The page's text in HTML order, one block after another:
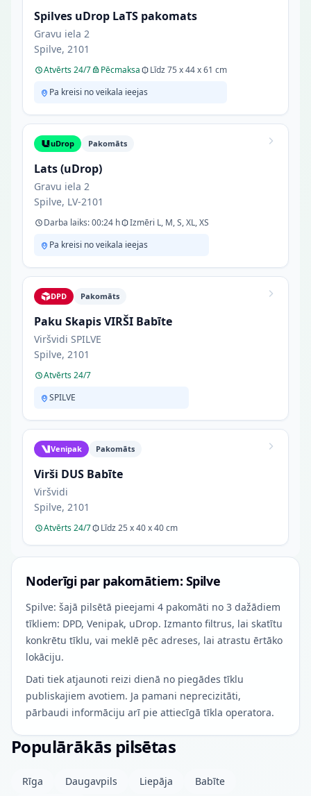
Spilves uDrop LaTS pakomats
Gravu iela 2
Spilve, 2101
Atvērts 24/7 Pēcmaksa
Līdz 75 x 44 x 61 cm
Pa kreisi no veikala ieejas
uDrop Pakomāts
Lats (uDrop)
Gravu iela 2
Spilve, LV-2101
Darba laiks: 00:24 h
Izmēri L, M, S, XL, XS
Pa kreisi no veikala ieejas
DPD Pakomāts
Paku Skapis VIRŠI Babīte
Viršvidi SPILVE
Spilve, 2101
Atvērts 24/7
SPILVE
Venipak Pakomāts
Virši DUS Babīte
Viršvidi
Spilve, 2101
Atvērts 24/7 Līdz 25 x 40 x 40 cm
Noderīgi par pakomātiem: Spilve
Spilve: šajā pilsētā pieejami 4 pakomāti no 3 dažādiem
tīkliem: DPD, Venipak, uDrop. Izmanto filtrus, lai skatītu
konkrētu tīklu, vai meklē pēc adreses, lai atrastu ērtāko
lokāciju.
Dati tiek atjaunoti reizi dienā no piegādes tīklu
publiskajiem avotiem. Ja pamani neprecizitāti,
pārbaudi informāciju arī pie attiecīgā tīkla operatora.
Populārākās pilsētas
Rīga Daugavpils Liepāja Babīte